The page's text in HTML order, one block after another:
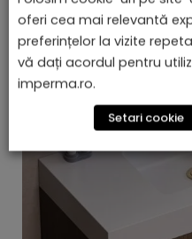
oferi cea mai relevantă
preferințelor la vizite
vă dați acordul pentru
imperma.ro.
Setari cookie